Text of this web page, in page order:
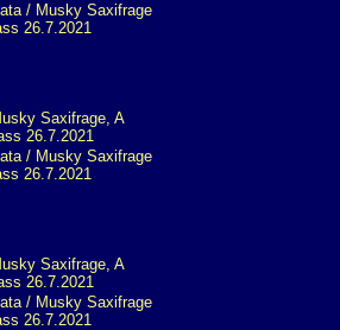
/ Musky Saxifrage
26.7.2021
/ Musky Saxifrage
26.7.2021
/ Musky Saxifrage
26.7.2021